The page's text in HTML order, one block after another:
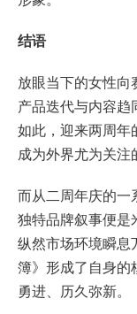
结语
放眼当下的女性向
产品迭代与内容趋
如此，迎来两周年
成为外界尤为关注
而从二周年庆的一
独特品牌叙事便是
纵然市场环境瞬息
簿》形成了自身的
勇进、历久弥新。